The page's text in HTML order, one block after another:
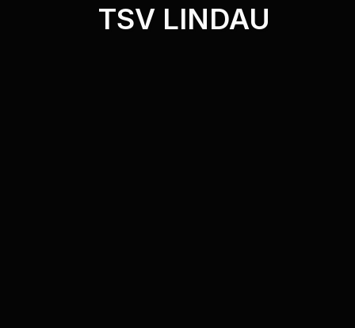
TSV LINDAU